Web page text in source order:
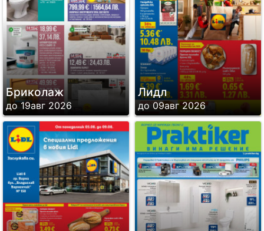
Бриколаж
до 19авг 2026
Лидл
до 09авг 2026